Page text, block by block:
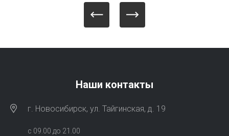
Наши контакты
г. Новосибирск, ул. Тайгинская, д. 19
с 09.00 до 21.00